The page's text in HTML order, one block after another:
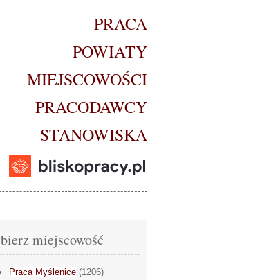
PRACA
POWIATY
MIEJSCOWOŚCI
PRACODAWCY
STANOWISKA
miejscowość
Praca Myślenice (1206)